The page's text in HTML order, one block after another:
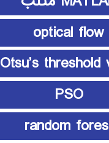
optical flow
Otsu’s threshold
PSO
random